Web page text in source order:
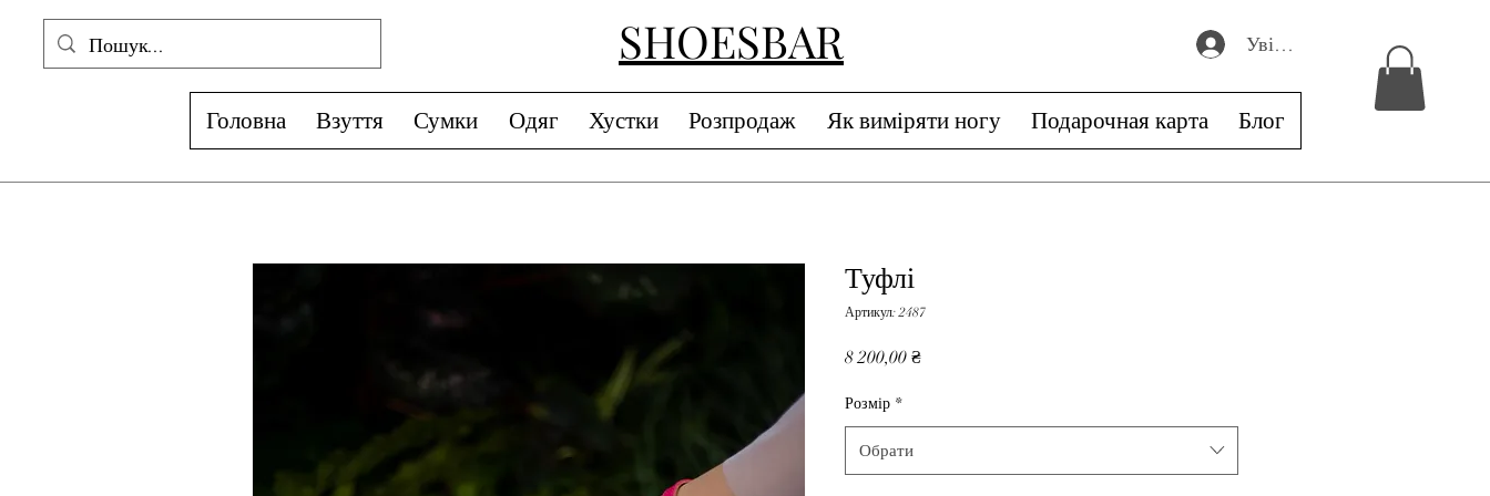
SHOESBAR Увійти
Головна Взуття Сумки Одяг Хустки Розпродаж Як виміряти ногу Подарочная карта Блог
Туфлі
Артикул: 2487
8 200,00 ₴Ціна
Розмір *
Обрати